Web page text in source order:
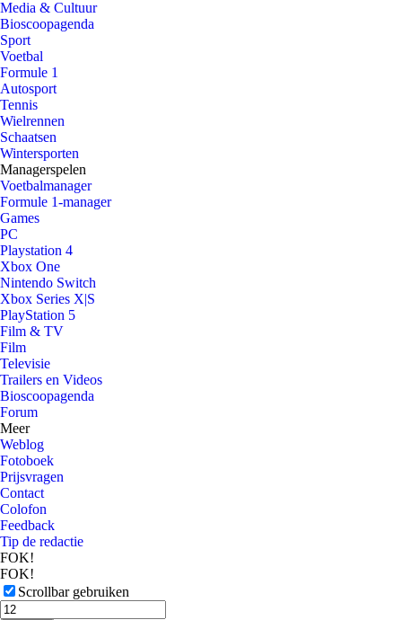
Media & Cultuur
Bioscoopagenda
Sport
Voetbal
Formule 1
Autosport
Tennis
Wielrennen
Schaatsen
Wintersporten
Managerspelen
Voetbalmanager
Formule 1-manager
Games
PC
Playstation 4
Xbox One
Nintendo Switch
Xbox Series X|S
PlayStation 5
Film & TV
Film
Televisie
Trailers en Videos
Bioscoopagenda
Forum
Meer
Weblog
Fotoboek
Prijsvragen
Contact
Colofon
Feedback
Tip de redactie
FOK!
FOK!
Scrollbar gebruiken